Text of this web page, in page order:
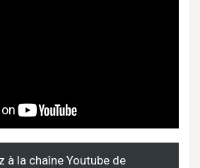
à la chaîne Youtube de